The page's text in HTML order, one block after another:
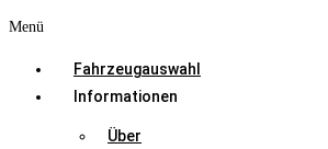
Menü
Fahrzeugauswahl
Informationen
Über